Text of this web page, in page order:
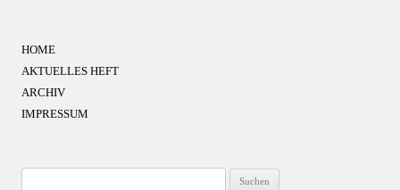
HOME
AKTUELLES HEFT
ARCHIV
IMPRESSUM